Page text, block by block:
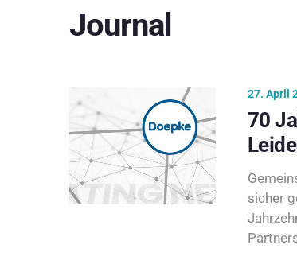
Journal
27. April
70
sicher